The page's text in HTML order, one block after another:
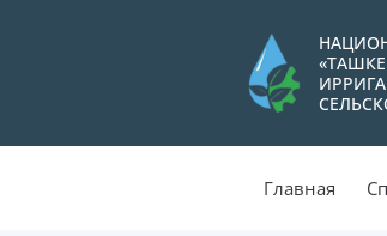
Главная